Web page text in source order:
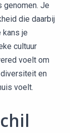
genomen. Je
die daarbij
kans je
cultuur
voelt om
en
voelt.